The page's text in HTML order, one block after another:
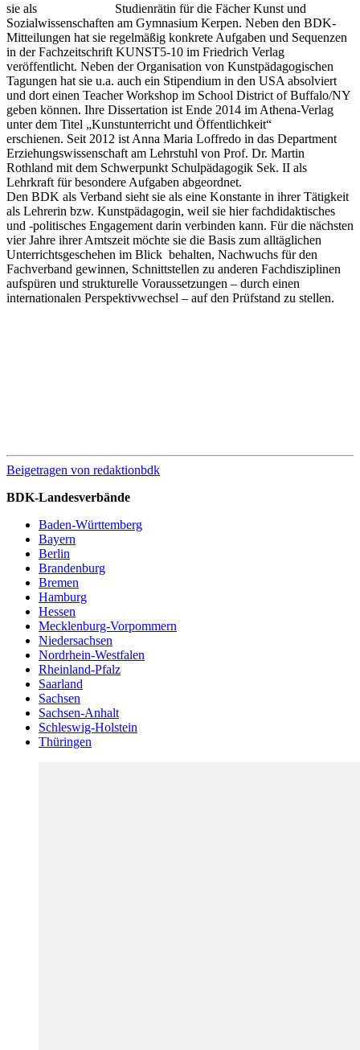
sie als
Studienrätin für die Fächer Kunst und
Sozialwissenschaften am Gymnasium Kerpen. Neben den BDK-
Mitteilungen hat sie regelmäßig konkrete Aufgaben und Sequenzen
in der Fachzeitschrift KUNST5-10 im Friedrich Verlag
veröffentlicht. Neben der Organisation von Kunstpädagogischen
Tagungen hat sie u.a. auch ein Stipendium in den USA absolviert
und dort einen Teacher Workshop im School District of Buffalo/NY
geben können. Ihre Dissertation ist Ende 2014 im Athena-Verlag
unter dem Titel „Kunstunterricht und Öffentlichkeit“
erschienen. Seit 2012 ist Anna Maria Loffredo in das Department
Erziehungswissenschaft am Lehrstuhl von Prof. Dr. Martin
Rothland mit dem Schwerpunkt Schulpädagogik Sek. II als
Lehrkraft für besondere Aufgaben abgeordnet.
Den BDK als Verband sieht sie als eine Konstante in ihrer Tätigkeit
als Lehrerin bzw. Kunstpädagogin, weil sie hier fachdidaktisches
und -politisches Engagement darin verbinden kann. Für die nächsten
vier Jahre ihrer Amtszeit möchte sie die Basis zum alltäglichen
Unterrichtsgeschehen im Blick behalten, Nachwuchs für den
Fachverband gewinnen, Schnittstellen zu anderen Fachdisziplinen
aufspüren und strukturelle Voraussetzungen – durch einen
internationalen Perspektivwechsel – auf den Prüfstand zu stellen.
Beigetragen von redaktionbdk
BDK-Landesverbände
Baden-Württemberg
Bayern
Berlin
Brandenburg
Bremen
Hamburg
Hessen
Mecklenburg-Vorpommern
Niedersachsen
Nordrhein-Westfalen
Rheinland-Pfalz
Saarland
Sachsen
Sachsen-Anhalt
Schleswig-Holstein
Thüringen